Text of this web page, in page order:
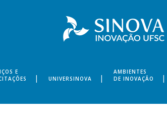
E
UNIVERSINOVA
AMBIENTES
DE INOVAÇÃO